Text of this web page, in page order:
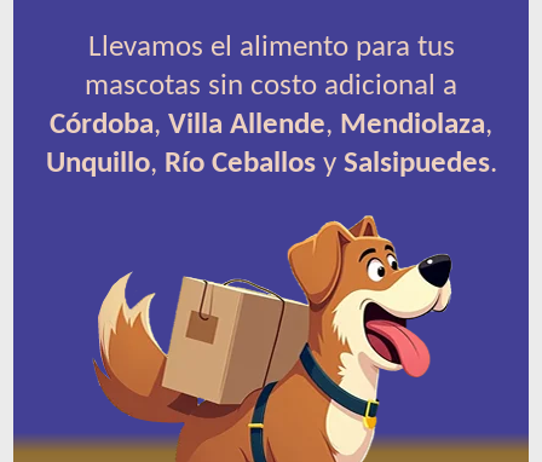
Llevamos el alimento para tus
mascotas sin costo adicional a
Córdoba, Villa Allende, Mendiolaza,
Unquillo, Río Ceballosy Salsipuedes.